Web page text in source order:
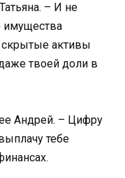
– И не
имущества
активы
твоей доли в
Андрей. – Цифру
тебе